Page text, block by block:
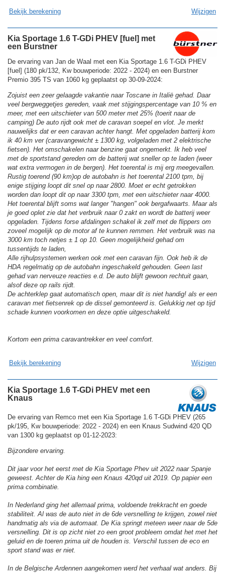
Bekijk berekening Wijzigen
Kia Sportage 1.6 T-GDi PHEV [fuel] met
een Burstner
De ervaring van Jan de Waal met een Kia Sportage 1.6 T-GDi PHEV
[fuel] (180 pk/132, Kw bouwperiode: 2022 - 2024) en een Burstner
Premio 395 TS van 1060 kg geplaatst op 30-09-2024:
Zojuist een zeer gelaagde vakantie naar Toscane in Italië gehad. Daar
veel bergweggetjes gereden, vaak met stijgingspercentage van 10 % en
meer, met een uitschieter van 500 meter met 25% (toerit naar de
camping) De auto rijdt ook met de caravan soepel en vlot. Je merkt
nauwelijks dat er een caravan achter hangt. Met opgeladen batterij kom
ik 40 km ver (caravangewicht ± 1300 kg, volgeladen met 2 elektrische
fietsen). Het omschakelen naar benzine gaat ongemerkt. Ik heb veel
met de sportstand gereden om de batterij wat sneller op te laden (weer
wat extra vermogen in de bergen). Het toerental is mij erg meegevallen.
Rustig toerend (90 km)op de autobahn is het toerental 2100 tpm, bij
enige stijging loopt dit snel op naar 2800. Moet er echt getrokken
worden dan loopt dit op naar 3300 tpm, met een uitschieter naar 4000.
Het toerental blijft soms wat langer "hangen" ook bergafwaarts. Maar als
je goed oplet zie dat het verbruik naar 0 zakt en wordt de batterij weer
opgeladen. Tijdens forse afdalingen schakel ik zelf met de flippers om
zoveel mogelijk op de motor af te kunnen remmen. Het verbruik was na
3000 km toch netjes ± 1 op 10. Geen mogelijkheid gehad om
tussentijds te laden,
Alle rijhulpsystemen werken ook met een caravan fijn. Ook heb ik de
HDA regelmatig op de autobahn ingeschakeld gehouden. Geen last
gehad van nerveuze reacties e.d. De auto blijft gewoon rechtuit gaan,
alsof deze op rails rijdt.
De achterklep gaat automatisch open, maar dit is niet handig! als er een
caravan met fietsenrek op de dissel gemonteerd is. Gelukkig net op tijd
schade kunnen voorkomen en deze optie uitgeschakeld.
Kortom een prima caravantrekker en veel comfort.
Bekijk berekening Wijzigen
Kia Sportage 1.6 T-GDi PHEV met een
Knaus
De ervaring van Remco met een Kia Sportage 1.6 T-GDi PHEV (265
pk/195, Kw bouwperiode: 2022 - 2024) en een Knaus Sudwind 420 QD
van 1300 kg geplaatst op 01-12-2023:
Bijzondere ervaring.
Dit jaar voor het eerst met de Kia Sportage Phev uit 2022 naar Spanje
geweest. Achter de Kia hing een Knaus 420qd uit 2019. Op papier een
prima combinatie.
In Nederland ging het allemaal prima, voldoende trekkracht en goede
stabiliteit. Al was de auto niet in de 6de versnelling te krijgen, zowel niet
handmatig als via de automaat. De Kia springt meteen weer naar de 5de
versnelling. Dit is op zicht niet zo een groot probleem omdat het met het
geluid en de toeren prima uit de houden is. Verschil tussen de eco en
sport stand was er niet.
In de Belgische Ardennen aangekomen werd het verhaal wat anders. Bij